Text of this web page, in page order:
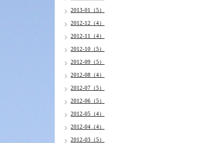
2013-01（5）
2012-12（4）
2012-11（4）
2012-10（5）
2012-09（5）
2012-08（4）
2012-07（5）
2012-06（5）
2012-05（4）
2012-04（4）
2012-03（5）